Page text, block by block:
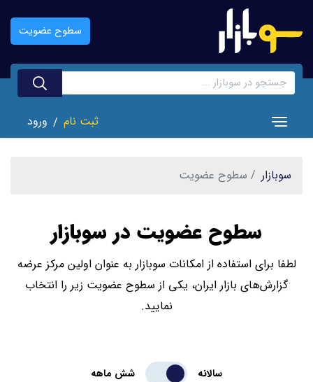
اصلی
سطوح عضویت
Toggle navigation ثبت نام / ورود
سوبازار سطوح عضویت
سطوح عضویت در سوبازار
لطفا برای استفاده از امکانات سوبازار به عنوان اولین مرکز عرضه
گزارش‌های بازار ایران، یکی از سطوح عضویت زیر را انتخاب
نمایید.
سالانه شش ‌ماهه